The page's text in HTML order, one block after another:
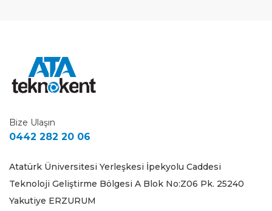
Bize Ulaşın
0442 282 20 06
Atatürk Üniversitesi Yerleşkesi İpekyolu Caddesi
Teknoloji Geliştirme Bölgesi A Blok No:Z06 Pk. 25240
Yakutiye ERZURUM